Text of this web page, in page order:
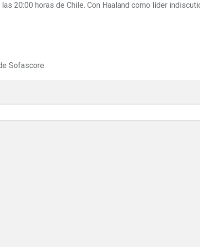
20:00 horas de Chile. Con Haaland como líder
Sofascore.